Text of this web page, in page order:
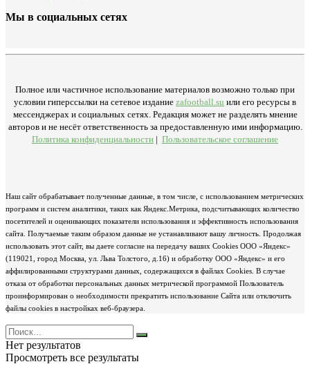
Мы в социальных сетях
Полное или частичное использование материалов возможно только при
условии гиперссылки на сетевое издание zafootball.su или его ресурсы в
мессенджерах и социальных сетях. Редакция может не разделять мнение
авторов и не несёт ответственность за предоставленную ими информацию.
Политика конфиденциальности | Пользовательское соглашение
Наш сайт обрабатывает полученные данные, в том числе, с использованием метрических
программ и систем аналитики, таких как Яндекс.Метрика, подсчитывающих количество
посетителей и оценивающих показатели использования и эффективность использования
сайта. Получаемые таким образом данные не устанавливают вашу личность. Продолжая
использовать этот сайт, вы даете согласие на передачу ваших Cookies ООО «Яндекс»
(119021, город Москва, ул. Льва Толстого, д.16) и обработку ООО «Яндекс» и его
аффилированными структурами данных, содержащихся в файлах Cookies. В случае
отказа от обработки персональных данных метрической программой Пользователь
проинформирован о необходимости прекратить использование Сайта или отключить
файлы cookies в настройках веб-браузера.
Нет результатов
Просмотреть все результаты